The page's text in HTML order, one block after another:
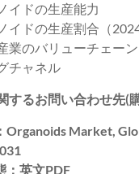
イドの生産能力
イドの生産割合（
業のバリューチェーン
チャネル
するお問い合わせ先(
Organoids Market,
：英文PDF